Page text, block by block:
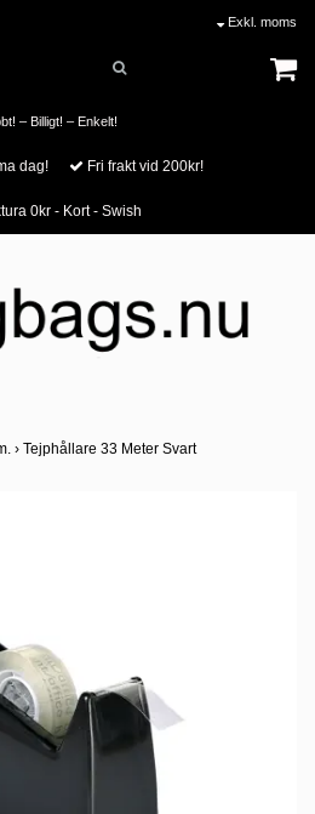
Exkl. moms
– Billigt! – Enkelt!
dag! Fri frakt vid 200kr!
0kr - Kort - Swish
› Tejphållare 33 Meter Svart